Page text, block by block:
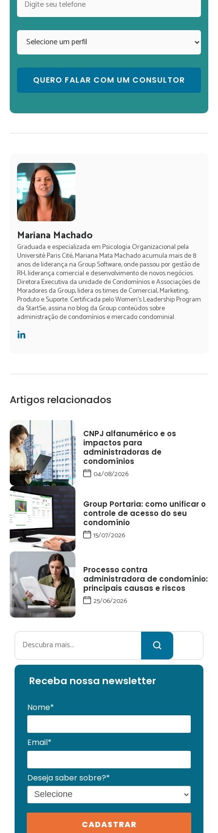
Mariana Machado
Graduada e especializada em Psicologia Organizacional pela
Université Paris Cité, Mariana Mata Machado acumula mais de 8
anos de liderança na Group Software, onde passou por gestão de
RH, liderança comercial e desenvolvimento de novos negócios.
Diretora Executiva da unidade de Condomínios e Associações de
Moradores da Group, lidera os times de Comercial, Marketing,
Produto e Suporte. Certificada pelo Women's Leadership Program
da StartSe, assina no blog da Group conteúdos sobre
administração de condomínios e mercado condominial.
Artigos relacionados
CNPJ alfanumérico e os
impactos para
administradoras de
condomínios
04/08/2026
Group Portaria: como unificar o
controle de acesso do seu
condomínio
15/07/2026
Processo contra
administradora de condomínio:
principais causas e riscos
25/06/2026
Pesquisar
Receba nossa newsletter
Nome*
Email*
Deseja saber sobre?*
CADASTRAR